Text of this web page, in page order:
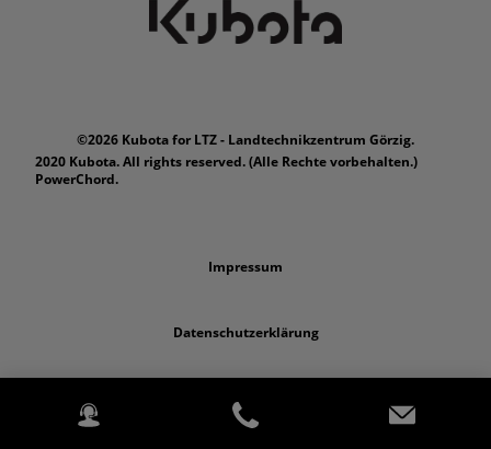
©2026 Kubota for LTZ - Landtechnikzentrum Görzig.
2020 Kubota. All rights reserved. (Alle Rechte vorbehalten.)
PowerChord.
Impressum
Datenschutzerklärung